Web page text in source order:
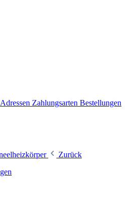
Adressen Zahlungsarten Bestellungen
Zurück